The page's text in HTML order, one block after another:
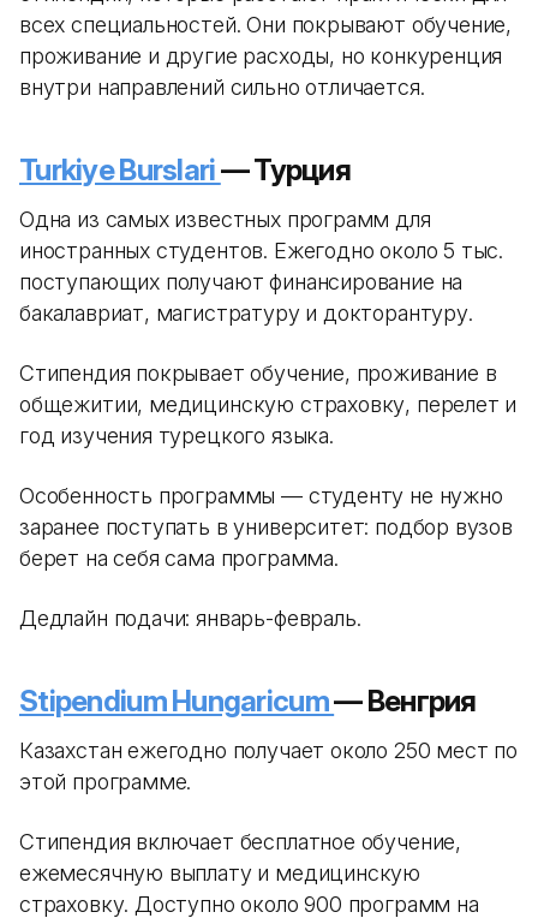
всех специальностей. Они покрывают обучение,
проживание и другие расходы, но конкуренция
внутри направлений сильно отличается.
Turkiye Burslari— Турция
Одна из самых известных программ для
иностранных студентов. Ежегодно около 5 тыс.
поступающих получают финансирование на
бакалавриат, магистратуру и докторантуру.
Стипендия покрывает обучение, проживание в
общежитии, медицинскую страховку, перелет и
год изучения турецкого языка.
Особенность программы — студенту не нужно
заранее поступать в университет: подбор вузов
берет на себя сама программа.
Дедлайн подачи: январь-февраль.
Stipendium Hungaricum— Венгрия
Казахстан ежегодно получает около 250 мест по
этой программе.
Стипендия включает бесплатное обучение,
ежемесячную выплату и медицинскую
страховку. Доступно около 900 программ на